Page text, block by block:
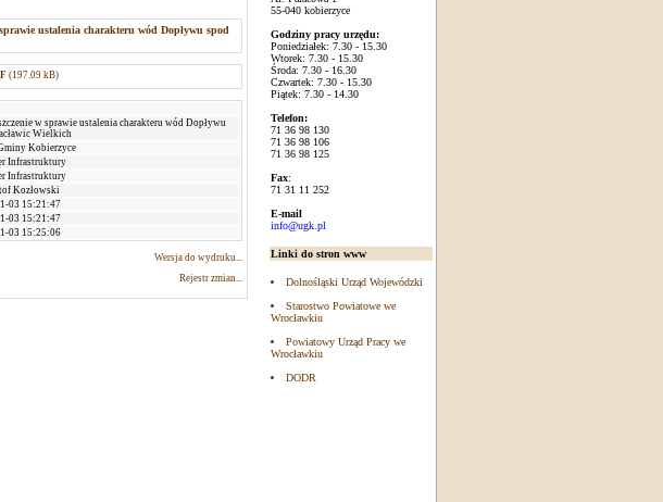
ustalenia charakteru wód Dopływu spod
(197.09 kB)
w sprawie ustalenia charakteru wód Dopływu
Wielkich
Kobierzyce
Infrastruktury
Infrastruktury
Kozłowski
03 15:21:47
03 15:21:47
03 15:25:06
Wersja do wydruku...
Rejestr zmian...
55-040 kobierzyce
Godziny pracy urzędu:
Poniedziałek: 7.30 - 15.30
Wtorek: 7.30 - 15.30
Środa: 7.30 - 16.30
Czwartek: 7.30 - 15.30
Piątek: 7.30 - 14.30
Telefon:
71 36 98 130
71 36 98 106
71 36 98 125
Fax:
71 31 11 252
E-mail
info@ugk.pl
Linki do stron www
Dolnośląski Urząd Wojewódzki
Starostwo Powiatowe we
Wrocławkiu
Powiatowy Urząd Pracy we
Wrocławkiu
DODR